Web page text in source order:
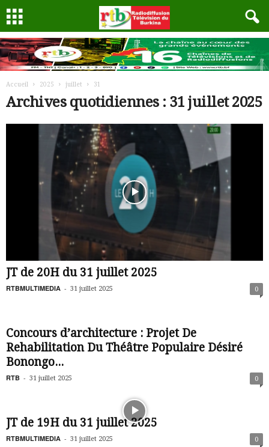
Accueil 2025 juillet 31
Archives quotidiennes : 31 juillet 2025
JT de 20H du 31 juillet 2025
RTBMULTIMEDIA - 31 juillet 2025 0
Concours d’architecture : Projet De
Rehabilitation Du Théâtre Populaire Désiré
Bonongo...
RTB - 31 juillet 2025 0
JT de 19H du 31 juillet 2025
RTBMULTIMEDIA - 31 juillet 2025 0